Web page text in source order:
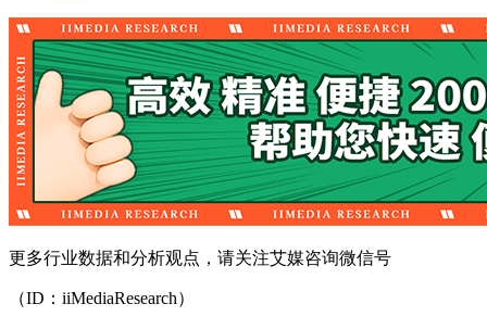
更多行业数据和分析观点，请关注艾媒咨询微信号
（ID：iiMediaResearch）